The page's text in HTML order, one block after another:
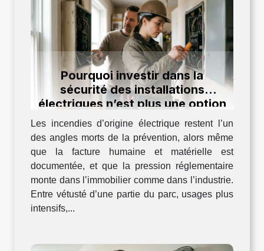
Pourquoi investir dans la
sécurité des installations
électriques n’est plus une option
en 2024
Les incendies d’origine électrique restent l’un
des angles morts de la prévention, alors même
que la facture humaine et matérielle est
documentée, et que la pression réglementaire
monte dans l’immobilier comme dans l’industrie.
Entre vétusté d’une partie du parc, usages plus
intensifs,...